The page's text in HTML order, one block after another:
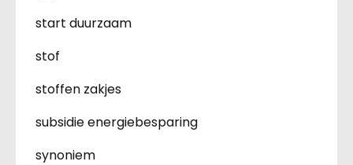
start duurzaam
stof
stoffen zakjes
subsidie energiebesparing
synoniem